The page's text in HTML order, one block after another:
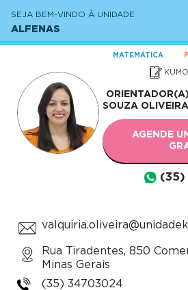
SEJA BEM-VINDO À UNIDADE
ALFENAS
MATEMÁTICA
ORIENTADOR(A)
SOUZA OLIVEIRA
AGENDE
(35)
Rua Tiradentes, 850
Minas Gerais
(35) 34703024